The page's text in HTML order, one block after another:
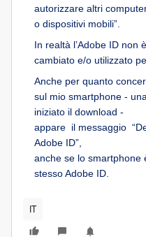
autorizzare altri
o dispositivi mobili”.
In realtà l’Adobe ID non
cambiato e/o utilizzato
Anche per quanto
sul mio smartphone -
iniziato il download -
appare il messaggio
Adobe ID”,
anche se lo smartphone
stesso Adobe ID.
IT